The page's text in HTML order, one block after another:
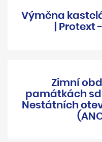
Výměna
| Protext
Zimní
památkách
Nestátních